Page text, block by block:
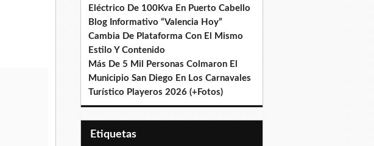
Eléctrico De 100Kva En Puerto Cabello
Blog Informativo “Valencia Hoy”
Cambia De Plataforma Con El Mismo
Estilo Y Contenido
Más De 5 Mil Personas Colmaron El
Municipio San Diego En Los Carnavales
Turístico Playeros 2026 (+Fotos)
Etiquetas